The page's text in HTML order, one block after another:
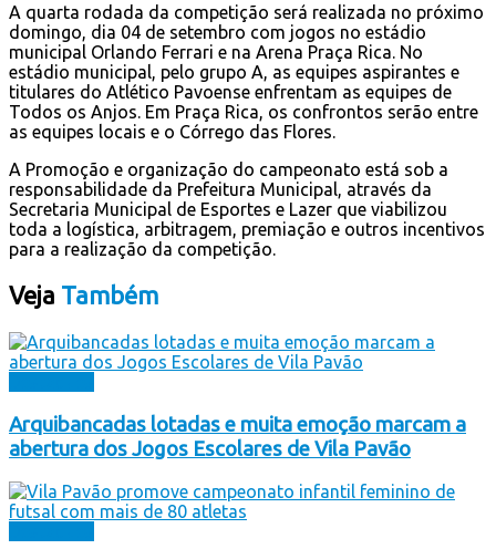
A quarta rodada da competição será realizada no próximo
domingo, dia 04 de setembro com jogos no estádio
municipal Orlando Ferrari e na Arena Praça Rica. No
estádio municipal, pelo grupo A, as equipes aspirantes e
titulares do Atlético Pavoense enfrentam as equipes de
Todos os Anjos. Em Praça Rica, os confrontos serão entre
as equipes locais e o Córrego das Flores.
A Promoção e organização do campeonato está sob a
responsabilidade da Prefeitura Municipal, através da
Secretaria Municipal de Esportes e Lazer que viabilizou
toda a logística, arbitragem, premiação e outros incentivos
para a realização da competição.
Veja Também
Arquibancadas lotadas e muita emoção marcam a
abertura dos Jogos Escolares de Vila Pavão